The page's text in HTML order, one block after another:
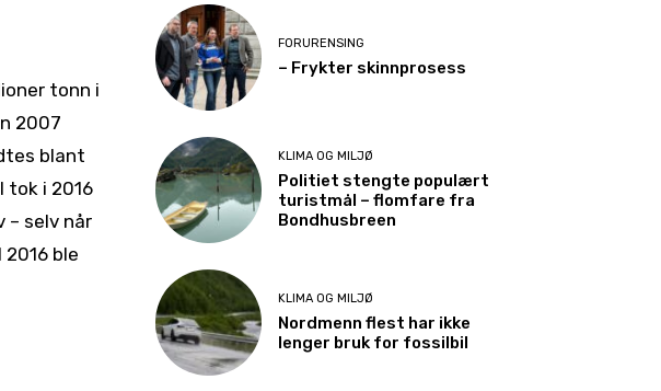
tonn i
2007
blant
tok i 2016
– selv når
ble
FORURENSING
– Frykter skinnprosess
KLIMA OG MILJØ
Politiet stengte populært
turistmål – flomfare fra
Bondhusbreen
KLIMA OG MILJØ
Nordmenn flest har ikke
lenger bruk for fossilbil